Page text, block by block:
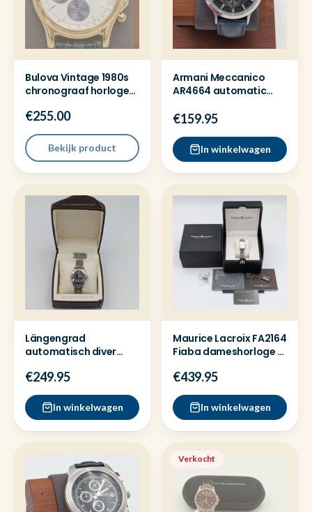
Bulova Vintage 1980s
chronograaf horloge
€255.00
Bekijk product
Armani Meccanico
AR4664 automatic
€159.95
In winkelwagen
Längengrad
automatisch diver
€249.95
In winkelwagen
Maurice Lacroix FA2164
Fiaba dameshorloge -
€439.95
In winkelwagen
Verkocht